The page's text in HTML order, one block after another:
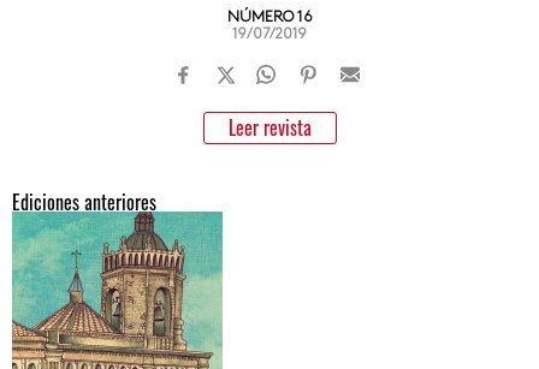
NÚMERO 16
19/07/2019
Leer revista
Ediciones anteriores